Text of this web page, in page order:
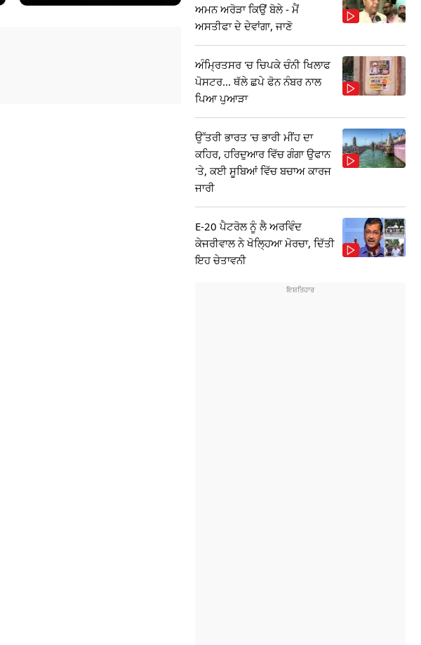
ਅਮਨ ਅਰੋੜਾ ਕਿਉਂ ਬੋਲੇ - ਮੈਂ
ਅਸਤੀਫਾ ਦੇ ਦੇਵਾਂਗਾ, ਜਾਣੋ
ਅੰਮ੍ਰਿਤਸਰ 'ਚ ਚਿਪਕੇ ਚੰਨੀ ਖਿਲਾਫ
ਪੋਸਟਰ... ਥੱਲੇ ਛਪੇ ਫੋਨ ਨੰਬਰ ਨਾਲ
ਪਿਆ ਪੁਆੜਾ
ਉੱਤਰੀ ਭਾਰਤ 'ਚ ਭਾਰੀ ਮੀਂਹ ਦਾ
ਕਹਿਰ, ਹਰਿਦੁਆਰ ਵਿੱਚ ਗੰਗਾ ਉਫਾਨ
'ਤੇ, ਕਈ ਸੂਬਿਆਂ ਵਿੱਚ ਬਚਾਅ ਕਾਰਜ
ਜਾਰੀ
E-20 ਪੈਟਰੋਲ ਨੂੰ ਲੈ ਅਰਵਿੰਦ
ਕੇਜਰੀਵਾਲ ਨੇ ਖੋਲ੍ਹਿਆ ਮੋਰਚਾ, ਦਿੱਤੀ
ਇਹ ਚੇਤਾਵਨੀ